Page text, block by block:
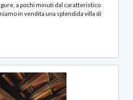
a pochi minuti dal caratteristico
in vendita una splendida villa di